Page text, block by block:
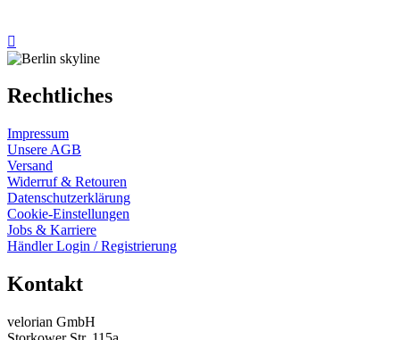
Rechtliches
Impressum
Unsere AGB
Versand
Widerruf & Retouren
Datenschutzerklärung
Cookie-Einstellungen
Jobs & Karriere
Händler Login / Registrierung
Kontakt
velorian GmbH